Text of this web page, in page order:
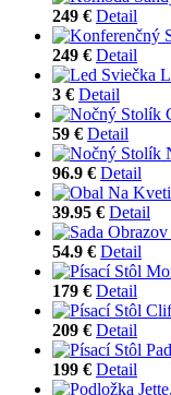
249 € Detail
249 € Detail
3 € Detail
59 € Detail
96.9 € Detail
39.95 € Detail
54.9 € Detail
179 € Detail
209 € Detail
199 € Detail